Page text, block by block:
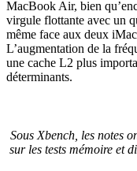
MacBook Air, bien
virgule flottante avec un
même face aux deux
L’augmentation de la
une cache L2 plus
déterminants.
Sous Xbench, les notes
sur les tests mémoire et